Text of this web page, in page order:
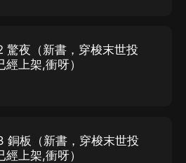
驚夜（新書，穿梭末世投
上架,衝呀）
銅板（新書，穿梭末世投
上架,衝呀）